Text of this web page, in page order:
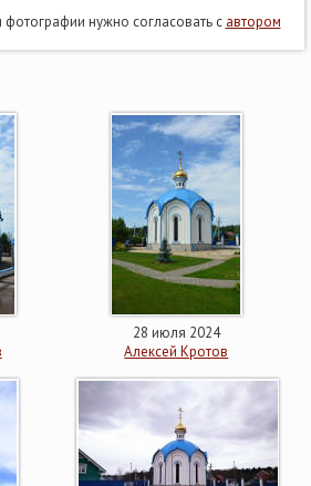
нужно согласовать с автором
28 июля 2024
Алексей Кротов